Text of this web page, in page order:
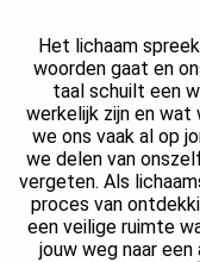
Het lichaam
woorden gaat en
taal schuilt een
werkelijk zijn en
we ons vaak al op
we delen van
vergeten. Als
proces van
een veilige ruimte
jouw weg naar